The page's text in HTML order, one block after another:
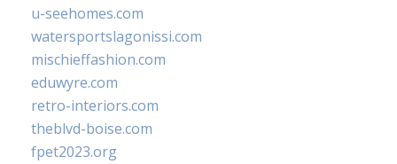
u-seehomes.com
watersportslagonissi.com
mischieffashion.com
eduwyre.com
retro-interiors.com
theblvd-boise.com
fpet2023.org